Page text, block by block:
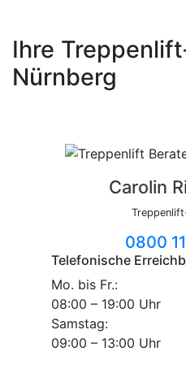
Ihre
Nürnberg
Carolin
0800
Telefonische
Mo. bis Fr.:
08:00 – 19:00 Uhr
Samstag:
09:00 – 13:00 Uhr